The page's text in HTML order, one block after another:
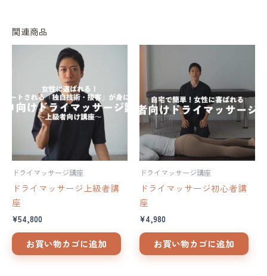
セ
ッ
関連商品
ドライマッサージ講座
ドライマッサージ上級者講
座
¥54,800
お買い物カゴに追加
ドライマッサージ講座
ドライマッサージ初心者講
座
¥4,980
お買い物カゴに追加